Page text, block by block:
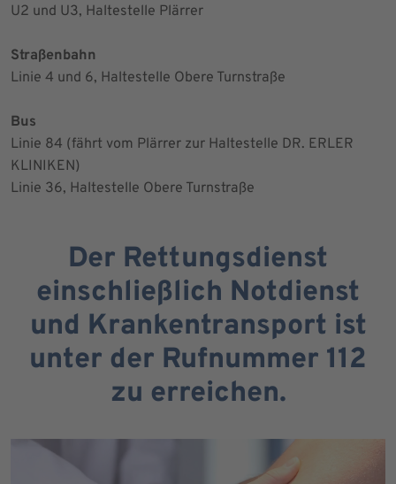
U2 und U3, Haltestelle Plärrer
Straßenbahn
Linie 4 und 6, Haltestelle Obere Turnstraße
Bus
Linie 84 (fährt vom Plärrer zur Haltestelle DR. ERLER
KLINIKEN)
Linie 36, Haltestelle Obere Turnstraße
Der Rettungsdienst
einschließlich Notdienst
und Krankentransport ist
unter der Rufnummer 112
zu erreichen.